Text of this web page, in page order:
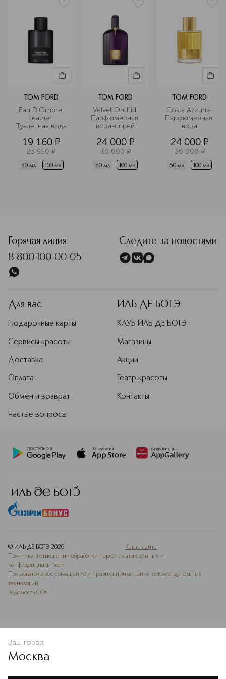
Подробнее
TOM FORD
Eau D'Ombre
Leather
Туалетная вода
19 160 ¤
23 950 ¤
50 мл 100 мл
TOM FORD
Velvet Orchid
Парфюмерная
вода-спрей
24 000 ¤
30 000 ¤
50 мл 100 мл
TOM FORD
Costa Azzurra
Парфюмерная
вода
24 000 ¤
30 000 ¤
50 мл 100 мл
В КОРЗИНУ
Горячая линия
8-800-100-00-05
Следите за новостями
Для вас
Подарочные карты
Сервисы красоты
Доставка
Оплата
Обмен и возврат
Частые вопросы
ИЛЬ ДЕ БОТЭ
КЛУБ ИЛЬ ДЕ БОТЭ
Магазины
Акции
Театр красоты
Контакты
© ИЛЬ ДЕ БОТЭ 2026
Карта сайта
Политика в отношении обработки персональных данных и
конфиденциальности
Пользовательское соглашение и правила применения рекомендательных
технологий
Ведомость СОУТ
Ваш город
Москва